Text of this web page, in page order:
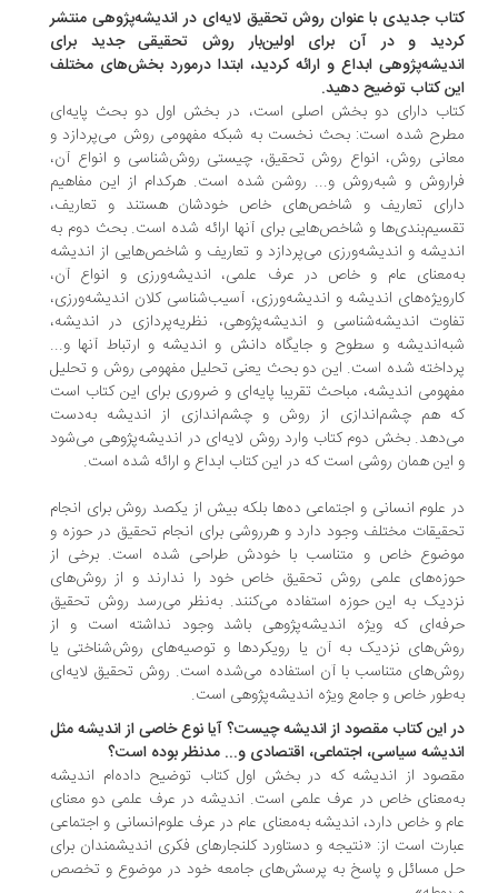
جدیدی با عنوان روش تحقیق لایه‌ای در اندیشه‌پژوهی منتشر
و در آن برای اولین‌بار روش تحقیقی جدید برای
ابداع و ارائه کردید، ابتدا در‌مورد بخش‌های مختلف
کتاب توضیح دهید.
دارای دو بخش اصلی است، در بخش اول دو بحث پایه‌ای
شده است: بحث نخست به شبکه مفهومی روش می‌پردازد و
روش، انواع روش تحقیق، چیستی روش‌شناسی و انواع آن،
و شبه‌روش و‌... روشن شده است. هر‌کدام از این مفاهیم
تعاریف و شاخص‌های خاص خودشان هستند و تعاریف،
و شاخص‌هایی برای آنها ارائه شده است. بحث دوم به
و اندیشه‌ورزی می‌پردازد و تعاریف و شاخص‌هایی از اندیشه
عام و خاص در عرف علمی، اندیشه‌ورزی و انواع آن،
اندیشه و اندیشه‌ورزی، آسیب‌شناسی کلان اندیشه‌ورزی،
اندیشه‌شناسی و اندیشه‌پژوهی، نظریه‌پردازی در اندیشه،
و سطوح و جایگاه دانش و اندیشه و ارتباط آنها و...
شده است. این دو بحث یعنی تحلیل مفهومی روش و تحلیل
اندیشه، مباحث تقریبا پایه‌ای و ضروری برای این کتاب است
هم چشم‌اندازی از روش و چشم‌اندازی از اندیشه به‌دست
بخش دوم کتاب وارد روش لایه‌ای در اندیشه‌پژوهی می‌شود
همان روشی است که در این کتاب ابداع و ارائه شده است.
علوم انسانی و اجتماعی ده‌ها بلکه بیش از یکصد روش برای انجام
مختلف وجود دارد و هرروشی برای انجام تحقیق در حوزه و
خاص و متناسب با خودش طراحی شده است. برخی از
علمی روش تحقیق خاص خود را ندارند و از روش‌های
به این حوزه استفاده می‌کنند. به‌نظر می‌رسد روش تحقیق
که ویژه اندیشه‌پژوهی باشد وجود نداشته است و از
نزدیک به آن یا رویکردها و توصیه‌های روش‌شناختی یا
متناسب با آن استفاده می‌شده است. روش تحقیق لایه‌ای
خاص و جامع ویژه اندیشه‌پژوهی است.
این کتاب مقصود از اندیشه چیست؟ آیا نوع خاصی از اندیشه مثل
سیاسی، اجتماعی، اقتصادی و... مدنظر بوده است؟
از اندیشه که در بخش اول کتاب توضیح داده‌ام اندیشه
خاص در عرف علمی است. اندیشه در عرف علمی دو معنای
و خاص دارد، اندیشه به‌معنای عام در عرف علوم‌انسانی و اجتماعی
است از: «نتیجه و دستاورد کلنجارهای فکری اندیشمندان برای
مسائل و پاسخ به پرسش‌های جامعه خود در موضوع و تخصص